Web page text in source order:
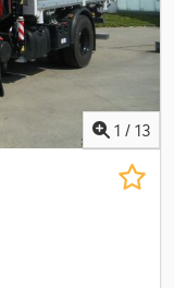
1 / 13